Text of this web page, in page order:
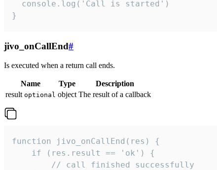
  console.log('Call is started')
}
jivo_onCallEnd#
Is executed when a return call ends.
Name Type
Description
result optional object The result of a callback
function jivo_onCallEnd(res) {
    if (res.result == 'ok') {
        // call finished successfully